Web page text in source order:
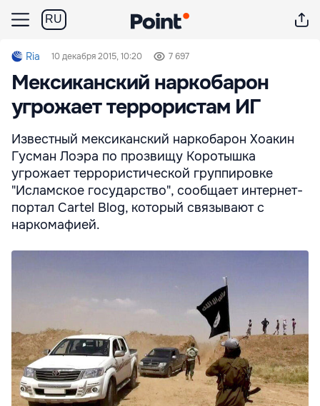
RU
Ria 10 декабря 2015, 10:20 7 697
Мексиканский наркобарон
угрожает террористам ИГ
Известный мексиканский наркобарон Хоакин
Гусман Лоэра по прозвищу Коротышка
угрожает террористической группировке
"Исламское государство", сообщает интернет-
портал Cartel Blog, который связывают с
наркомафией.